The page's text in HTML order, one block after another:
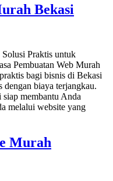
Bekasi
Solusi Praktis untuk
Pembuatan Web Murah
bagi bisnis di Bekasi
biaya terjangkau.
membantu Anda
melalui website yang
Murah